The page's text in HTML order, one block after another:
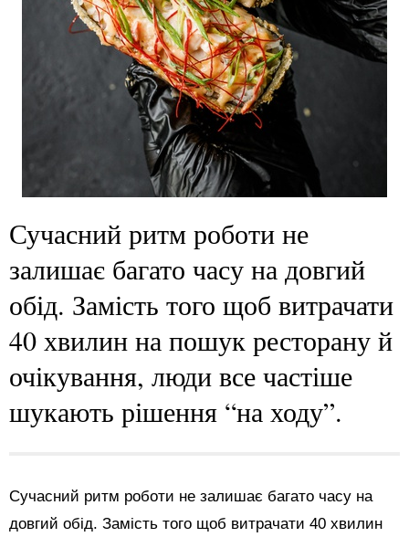
Сучасний ритм роботи не
залишає багато часу на довгий
обід. Замість того щоб витрачати
40 хвилин на пошук ресторану й
очікування, люди все частіше
шукають рішення “на ходу”.
Сучасний ритм роботи не залишає багато часу на
довгий обід. Замість того щоб витрачати 40 хвилин